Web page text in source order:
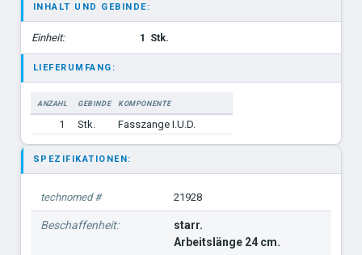
INHALT UND GEBINDE:
Einheit: 1 Stk.
LIEFERUMFANG:
ANZAHL GEBINDE
KOMPONENTE
1
Stk. Fasszange I.U.D.
SPEZIFIKATIONEN:
technomed # 21928
Beschaffenheit:
starr.
Arbeitslänge 24 cm.